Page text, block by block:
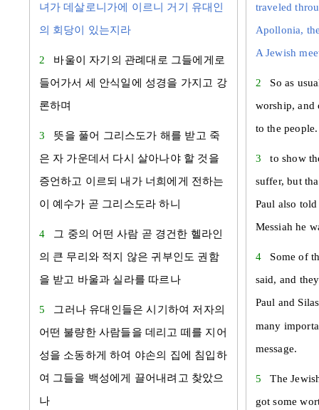
녀가데살로니가에 이르니 거기 유대 인
의 회당이 있는지라
2 바울이 자기의 관례대로 그들에게로
들어가서 세 안식일에 성경을 가지고 강
론하며
3 뜻을 풀어 그리스도가 해를 받고 죽
은 자 가운데서 다시 살아나야 할 것을
증언하고 이르되 내가 너희에게 전하는
이 예수가 곧 그리스도라 하니
4 그 중의 어떤 사람 곧 경건한 헬라인
의 큰 무리와 적지 않은 귀부인도 권함
을 받고 바울과 실라를 따르나
5 그러나 유대 인들은 시기하여 저자의
어떤 불량한 사람들을 데리고 떼를 지어
성을 소동하게 하여 야손의 집에 침입하
여 그들을 백성에게 끌어내려고 찾았으
나
traveled
Apollonia,
A Jewish
2 So as
worship, and
to the
3to show
suffer, but
Paul also
Messiah he
4 Some of
said, and
Paul and
many
message.
5The
got some